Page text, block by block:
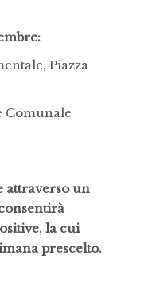
Piazza
Comunale
attraverso un
la cui
prescelto.